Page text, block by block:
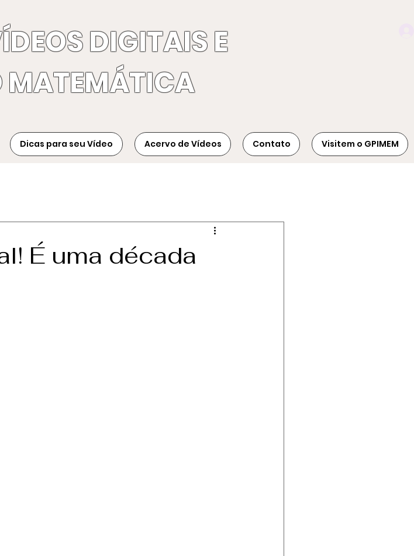
DIGITAIS E
MATEMÁTICA
Dicas para seu Vídeo Acervo de Vídeos Contato Visitem o GPIMEM
É uma década